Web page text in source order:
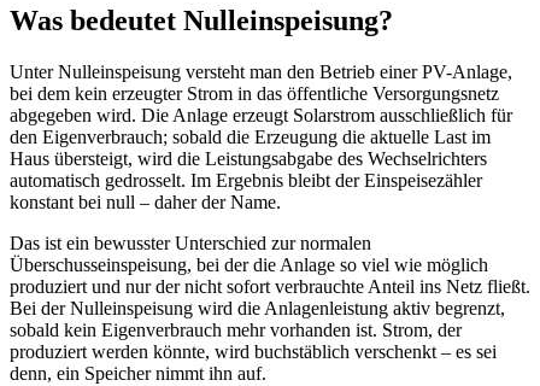
Was bedeutet Nulleinspeisung?
Unter Nulleinspeisung versteht man den Betrieb einer PV-Anlage,
bei dem kein erzeugter Strom in das öffentliche Versorgungsnetz
abgegeben wird. Die Anlage erzeugt Solarstrom ausschließlich für
den Eigenverbrauch; sobald die Erzeugung die aktuelle Last im
Haus übersteigt, wird die Leistungsabgabe des Wechselrichters
automatisch gedrosselt. Im Ergebnis bleibt der Einspeisezähler
konstant bei null – daher der Name.
Das ist ein bewusster Unterschied zur normalen
Überschusseinspeisung, bei der die Anlage so viel wie möglich
produziert und nur der nicht sofort verbrauchte Anteil ins Netz fließt.
Bei der Nulleinspeisung wird die Anlagenleistung aktiv begrenzt,
sobald kein Eigenverbrauch mehr vorhanden ist. Strom, der
produziert werden könnte, wird buchstäblich verschenkt – es sei
denn, ein Speicher nimmt ihn auf.